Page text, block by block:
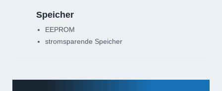
Speicher
EEPROM
stromsparende Speicher